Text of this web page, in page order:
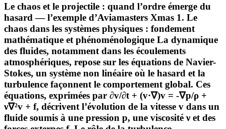
Le chaos et le projectile : quand l’ordre émerge du
hasard — l’exemple d’Aviamasters Xmas 1. Le
chaos dans les systèmes physiques : fondement
mathématique et phénoménologique La dynamique
des fluides, notamment dans les écoulements
atmosphériques, repose sur les équations de Navier-
Stokes, un système non linéaire où le hasard et la
turbulence façonnent le comportement global. Ces
équations, exprimées par ∂v/∂t + (v·∇)v = -∇p/ρ +
ν∇²v + f, décrivent l’évolution de la vitesse v dans un
fluide soumis à une pression p, une viscosité ν et des